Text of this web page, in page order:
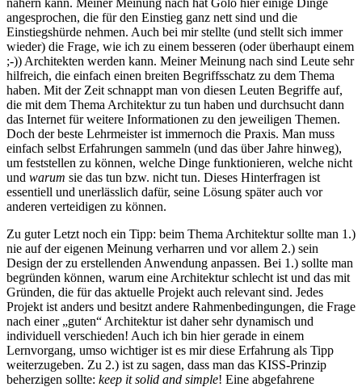
nähern kann. Meiner Meinung nach hat Golo hier einige Dinge
angesprochen, die für den Einstieg ganz nett sind und die
Einstiegshürde nehmen. Auch bei mir stellte (und stellt sich immer
wieder) die Frage, wie ich zu einem besseren (oder überhaupt einem
;-)) Architekten werden kann. Meiner Meinung nach sind Leute sehr
hilfreich, die einfach einen breiten Begriffsschatz zu dem Thema
haben. Mit der Zeit schnappt man von diesen Leuten Begriffe auf,
die mit dem Thema Architektur zu tun haben und durchsucht dann
das Internet für weitere Informationen zu den jeweiligen Themen.
Doch der beste Lehrmeister ist immernoch die Praxis. Man muss
einfach selbst Erfahrungen sammeln (und das über Jahre hinweg),
um feststellen zu können, welche Dinge funktionieren, welche nicht
und warum sie das tun bzw. nicht tun. Dieses Hinterfragen ist
essentiell und unerlässlich dafür, seine Lösung später auch vor
anderen verteidigen zu können.
Zu guter Letzt noch ein Tipp: beim Thema Architektur sollte man 1.)
nie auf der eigenen Meinung verharren und vor allem 2.) sein
Design der zu erstellenden Anwendung anpassen. Bei 1.) sollte man
begründen können, warum eine Architektur schlecht ist und das mit
Gründen, die für das aktuelle Projekt auch relevant sind. Jedes
Projekt ist anders und besitzt andere Rahmenbedingungen, die Frage
nach einer „guten“ Architektur ist daher sehr dynamisch und
individuell verschieden! Auch ich bin hier gerade in einem
Lernvorgang, umso wichtiger ist es mir diese Erfahrung als Tipp
weiterzugeben. Zu 2.) ist zu sagen, dass man das KISS-Prinzip
beherzigen sollte: keep it solid and simple! Eine abgefahrene